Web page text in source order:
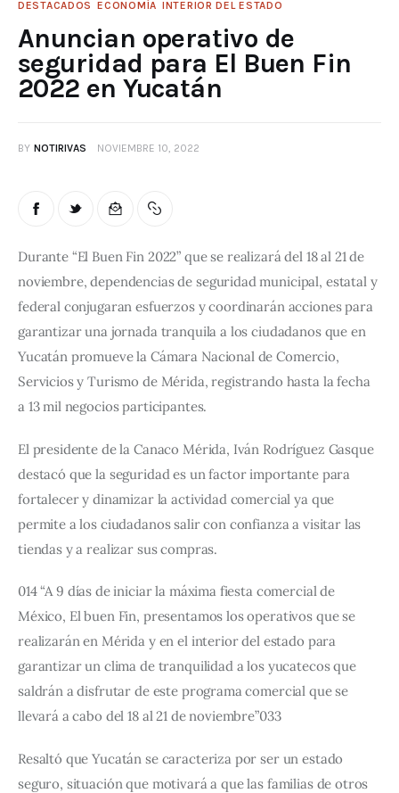
DESTACADOS ECONOMÍA INTERIOR DEL ESTADO
Anuncian operativo de
seguridad para El Buen Fin
2022 en Yucatán
BY NOTIRIVAS NOVIEMBRE 10, 2022
Durante “El Buen Fin 2022” que se realizará del 18 al 21 de
noviembre, dependencias de seguridad municipal, estatal y
federal conjugaran esfuerzos y coordinarán acciones para
garantizar una jornada tranquila a los ciudadanos que en
Yucatán promueve la Cámara Nacional de Comercio,
Servicios y Turismo de Mérida, registrando hasta la fecha
a 13 mil negocios participantes.
El presidente de la Canaco Mérida, Iván Rodríguez Gasque
destacó que la seguridad es un factor importante para
fortalecer y dinamizar la actividad comercial ya que
permite a los ciudadanos salir con confianza a visitar las
tiendas y a realizar sus compras.
014 “A 9 días de iniciar la máxima fiesta comercial de
México, El buen Fin, presentamos los operativos que se
realizarán en Mérida y en el interior del estado para
garantizar un clima de tranquilidad a los yucatecos que
saldrán a disfrutar de este programa comercial que se
llevará a cabo del 18 al 21 de noviembre”033
Resaltó que Yucatán se caracteriza por ser un estado
seguro, situación que motivará a que las familias de otros